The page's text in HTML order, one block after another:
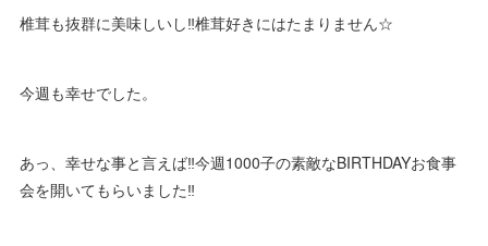
椎茸も抜群に美味しいし‼椎茸好きにはたまりません☆
今週も幸せでした。
あっ、幸せな事と言えば‼今週1000子の素敵なBIRTHDAYお食事
会を開いてもらいました‼